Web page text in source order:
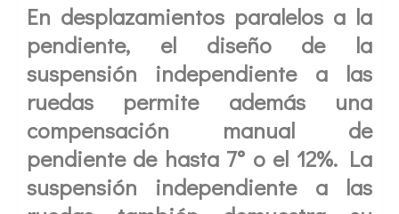
En desplazamientos paralelos a la
pendiente, el diseño de la
suspensión independiente a las
ruedas permite además una
compensación manual de
pendiente de hasta 7° o el 12%. La
suspensión independiente a las